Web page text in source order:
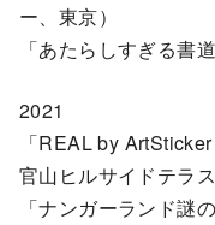
ー、東京）
「あたらしすぎる書
2021
「REAL by
官山ヒルサイドテラ
「ナンガーランド謎